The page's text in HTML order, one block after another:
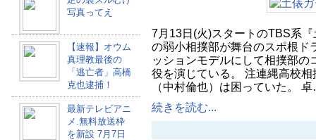
写真ってえ
【速報】オウム
真理教最後の
「逃亡者」高橋
克也逮捕！
最新テレビアニ
メ.無料放送枠
を新設 7月7日
7月13日(火)スタートのTBS系
の弱小相撲部が舞台のスポ根ド
ッションモデルにして相撲部の
役を演じている。 注連縄高校
（中村倫也）は困っていた。
続きを読む...